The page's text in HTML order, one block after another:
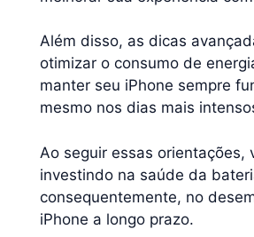
Além disso, as dicas
otimizar o consumo de
manter seu iPhone sempre
mesmo nos dias mais
Ao seguir essas orientações,
investindo na saúde da
consequentemente, no
iPhone a longo prazo.